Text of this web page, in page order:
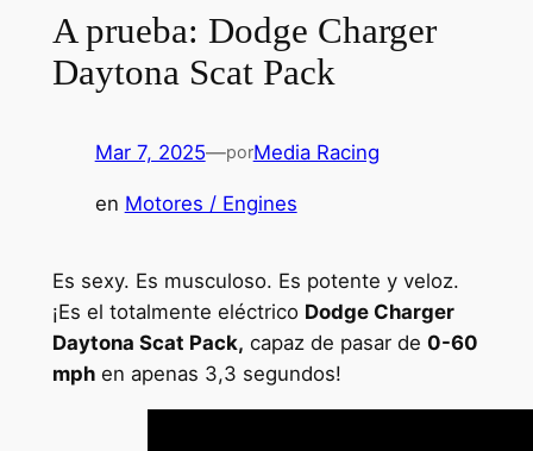
A prueba: Dodge Charger
Daytona Scat Pack
Mar 7, 2025—porMedia Racing
en Motores / Engines
Es sexy. Es musculoso. Es potente y veloz.
¡Es el totalmente eléctrico Dodge Charger
Daytona Scat Pack, capaz de pasar de 0-60
mphen apenas 3,3 segundos!